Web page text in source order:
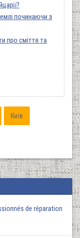
починаючи з
про сміття та
Київ
de réparation